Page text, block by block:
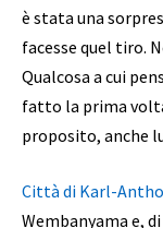
è stata una
facesse quel tiro.
Qualcosa a cui
fatto la prima
proposito, anche
Città di Karl-
Wembanyama e,